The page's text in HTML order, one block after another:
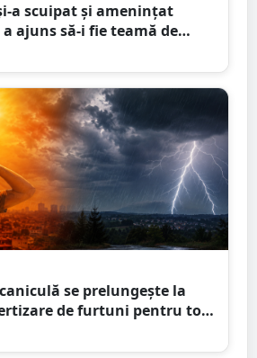
a scuipat și amenințat
ajuns să-i fie teamă de
decis magistrații
se prelungește la
de furtuni pentru tot